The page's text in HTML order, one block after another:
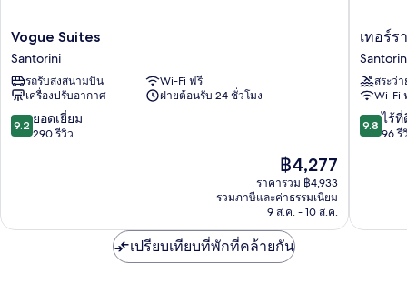
Vogue
Suites
Santorini
Vogue Suites
Santorini
รถรับส่งสนามบิน
Wi-Fi ฟรี
เครื่องปรับอากาศ
ฝ่ายต้อนรับ 24 ชั่วโมง
9.2
จาก
9.2 ยอดเยี่ยม
290 รีวิว
ราคา
ปัจจุบัน
คือ
฿4,277
฿4,277
ราคารวม ฿4,933
รวมภาษีและค่าธรรมเนียม
9 ส.ค. - 10 ส.ค.
เท
อร์
รา
เวอร์
เด
โอ
เอีย
เทอร์ร
สระว่
Wi-Fi
9.8
จาก
รีวิว
9.8 ไร้ที่
96 รี
เปรียบเทียบที่พักที่คล้ายกัน